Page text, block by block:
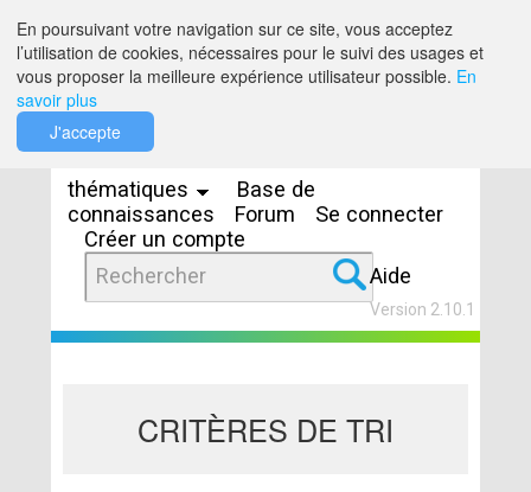
thématiques
Base de
connaissances
Forum
Se connecter
Créer un compte
Aide
Version 2.10.1
CRITÈRES DE TRI
En poursuivant votre navigation sur ce site, vous acceptez
l’utilisation de cookies, nécessaires pour le suivi des usages et
vous proposer la meilleure expérience utilisateur possible. En
savoir plus
J'accepte